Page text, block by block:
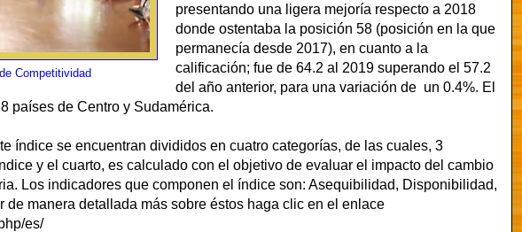
Competitividad
presentando una ligera mejoría respecto a 2018
donde ostentaba la posición 58 (posición en la que
permanecía desde 2017), en cuanto a la
calificación; fue de 64.2 al 2019 superando el 57.2
del año anterior, para una variación de un 0.4%. El
países de Centro y Sudamérica.
índice se encuentran divididos en cuatro categorías, de las cuales, 3
y el cuarto, es calculado con el objetivo de evaluar el impacto del cambio
Los indicadores que componen el índice son: Asequibilidad, Disponibilidad,
manera detallada más sobre éstos haga clic en el enlace
es/